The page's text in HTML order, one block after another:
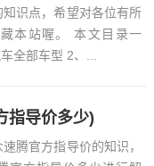
识点，希望对各位有所
本站喔。 本文目录一
全部车型 2、...
指导价多少)
腾官方指导价的知识，